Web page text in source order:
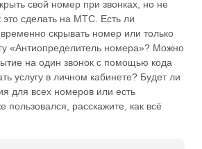
свой номер при звонках, но не
это сделать на МТС. Есть ли
скрывать номер или только
«Антиопределитель номера»? Можно
на один звонок с помощью кода
услугу в личном кабинете? Будет ли
для всех номеров или есть
пользовался, расскажите, как всё
ТГ-канал и получай свежие акции и
день!
и получи 50 рублей. Уже есть те,